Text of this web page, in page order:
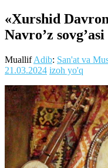
«Xurshid
Navro’z sovg’asi
MuallifAdib: San'at va
21.03.2024 izoh yo'q